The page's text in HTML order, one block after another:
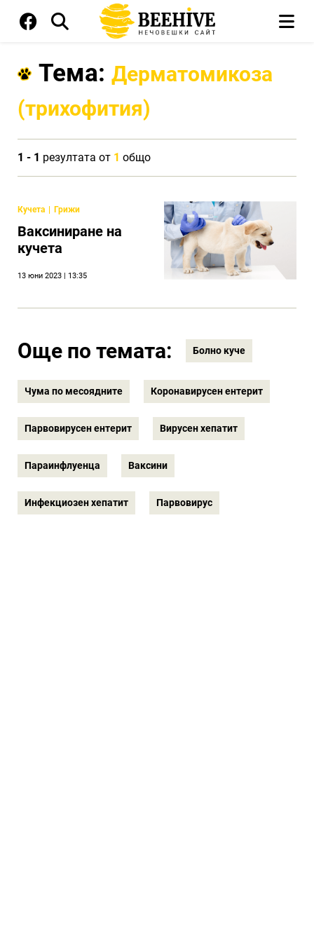
Тема: Дерматомикоза
(трихофития)
1 - 1 резултата от 1 общо
Кучета Грижи
Ваксиниране на
кучета
13 юни 2023 | 13:35
Още по темата: Болно куче
Чума по месоядните Коронавирусен ентерит
Парвовирусен ентерит Вирусен хепатит
Параинфлуенца Ваксини
Инфекциозен хепатит Парвовирус